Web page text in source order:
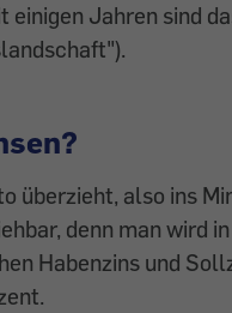
einigen Jahren sind
überzieht, also ins
denn man wird
Habenzins und